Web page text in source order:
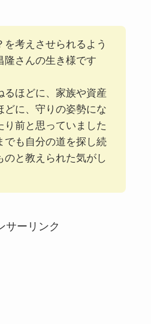
を考えさせられるよう
隆さんの生き様です
るほどに、家族や資産
どに、守りの姿勢にな
り前と思っていました
でも自分の道を探し続
のと教えられた気がし
サーリンク